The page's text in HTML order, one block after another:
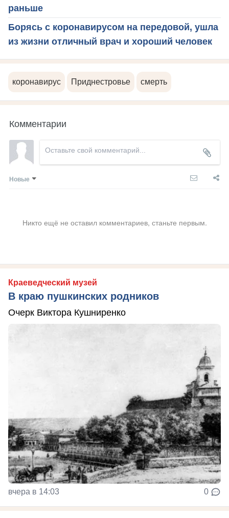
раньше
Борясь с коронавирусом на передовой, ушла
из жизни отличный врач и хороший человек
коронавирус Приднестровье смерть
Комментарии
Новые
Никто ещё не оставил комментариев, станьте первым.
Краеведческий музей
В краю пушкинских родников
Очерк Виктора Кушниренко
вчера в 14:03 0